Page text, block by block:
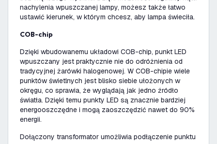
nachylenia wpuszczanej lampy, możesz także łatwo
ustawić kierunek, w którym chcesz, aby lampa świeciła.
COB-chip
Dzięki wbudowanemu układowi COB-chip, punkt LED
wpuszczany jest praktycznie nie do odróżnienia od
tradycyjnej żarówki halogenowej. W COB-chipie wiele
punktów świetlnych jest blisko siebie ułożonych w
okręgu, co sprawia, że wyglądają jak jedno źródło
światła. Dzięki temu punkty LED są znacznie bardziej
energooszczędne i mogą zaoszczędzić nawet do 90%
energii.
Dołączony transformator umożliwia podłączenie punktu